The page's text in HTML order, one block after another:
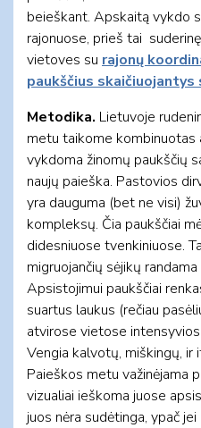
beieškant. Apskaitą vykdo
rajonuose, prieš tai
vietoves su rajonų
paukščius
Metodika. Lietuvoje
metu taikome
vykdoma žinomų paukščių
naujų paieška. Pastovios
yra dauguma (bet ne visi)
kompleksų. Čia paukščiai
didesniuose tvenkiniuose.
migruojančių sėjikų
Apsistojimui paukščiai
suartus laukus (rečiau
atvirose vietose
Vengia kalvotų, miškingų,
Paieškos metu važinėjama
vizualiai ieškoma juose
juos nėra sudėtinga, ypač